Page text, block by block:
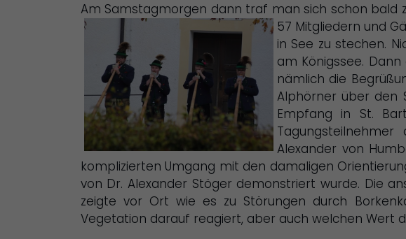
Am Samstagmorgen dann traf man sich schon bald
57 Mitgliedern und
in See zu stechen.
am Königssee.
nämlich die
Alphörner über den
Empfang in St.
Alexander von
komplizierten Umgang mit den damaligen
von Dr. Alexander Stöger demonstriert wurde. Die
zeigte vor Ort wie es zu Störungen durch
Vegetation darauf reagiert, aber auch welchen Wert